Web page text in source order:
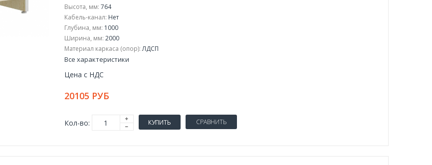
Высота, мм: 764
Кабель-канал: Нет
Глубина, мм: 1000
Ширина, мм: 2000
Материал каркаса (опор):ЛДСП
Все характеристики
Цена с НДС
20105 РУБ
Кол-во: КУПИТЬ СРАВНИТЬ